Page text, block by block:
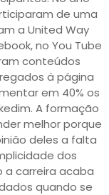
de uma
a United Way
no You Tube
conteúdos
ä página
em 40% os
A formação
melhor porque
deles a falta
dos
a carreira acaba
quando se